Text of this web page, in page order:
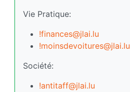
Vie Pratique:
!finances@jlai.lu
!moinsdevoitures@jlai.lu
Société:
!antitaff@jlai.lu